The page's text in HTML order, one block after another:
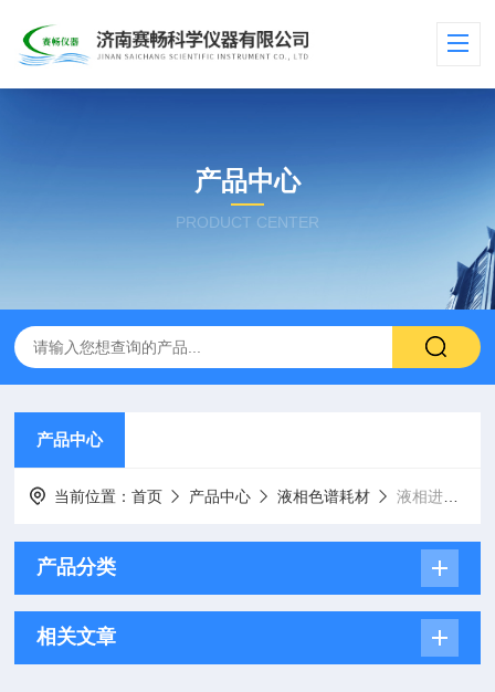
产品中心
PRODUCT CENTER
产品中心
当前位置：首页 产品中心 液相色谱耗材 液相进样针（平头注射器）
产品分类
相关文章